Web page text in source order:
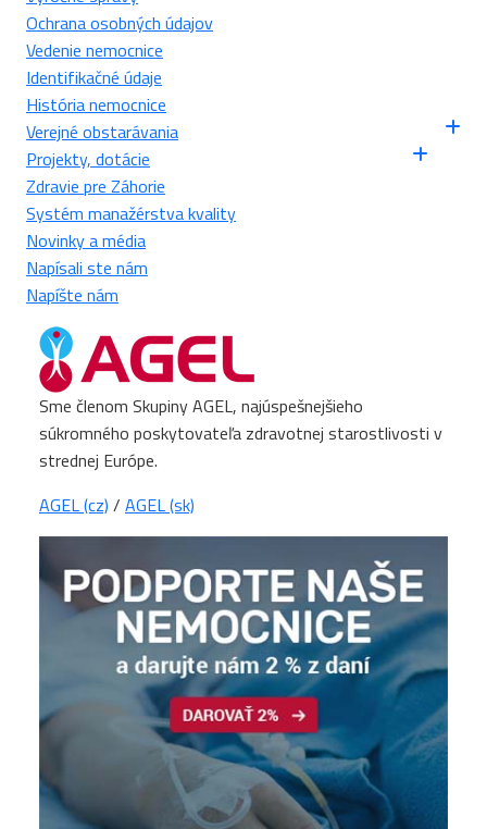
Ochrana osobných údajov
Vedenie nemocnice
Identifikačné údaje
História nemocnice
Verejné obstarávania
Projekty, dotácie
Zdravie pre Záhorie
Systém manažérstva kvality
Novinky a média
Napísali ste nám
Napíšte nám
Sme členom Skupiny AGEL, najúspešnejšieho
súkromného poskytovateľa zdravotnej starostlivosti v
strednej Európe.
AGEL (cz) / AGEL (sk)